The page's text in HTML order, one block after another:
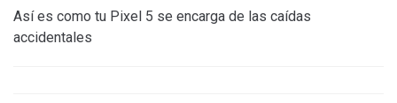
Así es como tu Pixel 5 se encarga de las caídas
accidentales